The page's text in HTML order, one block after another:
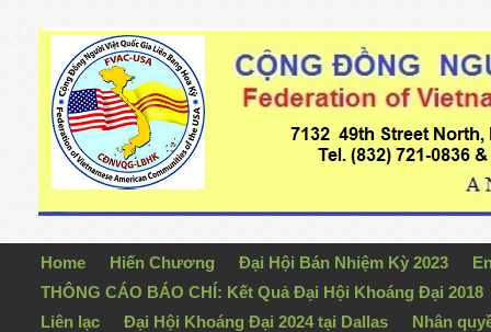
Home Hiến Chương Đại Hội Bán Nhiệm Kỳ 2023
THÔNG CÁO BÁO CHÍ: Kết Quả Đại Hội Khoáng Đại 2018
Liên lạc
Đại Hội Khoáng Đại 2024 tại Dallas Nhân